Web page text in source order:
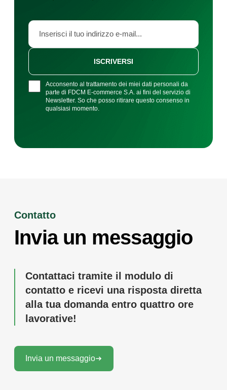
Acconsento al trattamento dei miei dati personali da
parte di FDCM E-commerce S.A. ai fini del servizio di
Newsletter. So che posso ritirare questo consenso in
qualsiasi momento.
ISCRIVERSI
Contatto
Invia un messaggio
Contattaci tramite il modulo di
contatto e ricevi una risposta diretta
alla tua domanda entro quattro ore
lavorative!
Invia un messaggio